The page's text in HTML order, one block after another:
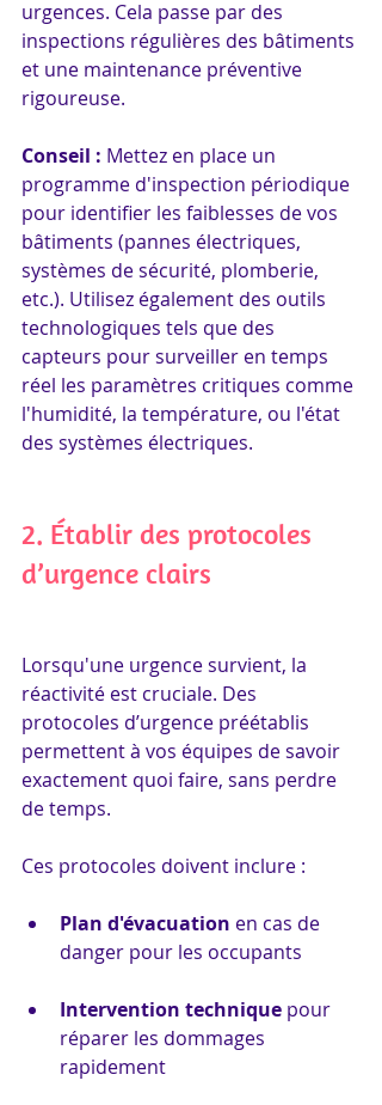
urgences. Cela passe par des
inspections régulières des bâtiments
et une maintenance préventive
rigoureuse.
Conseil : Mettez en place un
programme d'inspection périodique
pour identifier les faiblesses de vos
bâtiments (pannes électriques,
systèmes de sécurité, plomberie,
etc.). Utilisez également des outils
technologiques tels que des
capteurs pour surveiller en temps
réel les paramètres critiques comme
l'humidité, la température, ou l'état
des systèmes électriques.
2. Établir des protocoles
d’urgence clairs
Lorsqu'une urgence survient, la
réactivité est cruciale. Des
protocoles d’urgence préétablis
permettent à vos équipes de savoir
exactement quoi faire, sans perdre
de temps.
Ces protocoles doivent inclure :
Plan d'évacuation en cas de
danger pour les occupants
Intervention technique pour
réparer les dommages
rapidement